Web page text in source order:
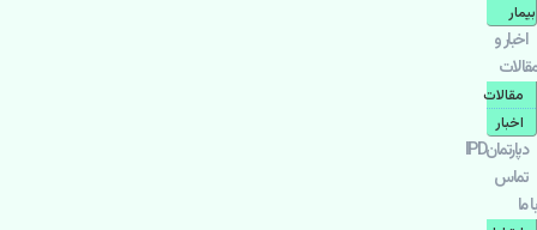
بیمار
اخبار و
مقالات
مقالات
اخبار
دپارتمانIPD
تماس
با ما